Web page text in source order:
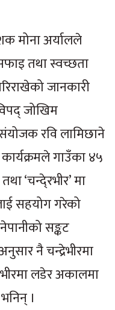
मोना अर्यालले
तथा स्वच्छता
जानकारी
जोखिम
रवि लामिछाने
गाउँका ४५
‘चन्दे्रभीर’ मा
सहयोग गरेको
सङ्कट
नै चन्द्रेभीरमा
लडेर अकालमा
।